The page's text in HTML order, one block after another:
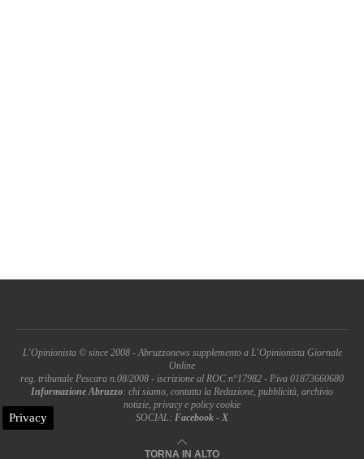
L'Opinionista © since 2008 - Abruzzonews supplemento a L'Opinionista Giornale
Online
reg. tribunale Pescara n.08/2008 - iscrizione al ROC n°17982 - P.iva 01873660680
Informazione Abruzzo: chi siamo, contatta la Redazione, pubblicità, archivio
notizie, privacy e policy cookie
SOCIAL: Facebook - X
Privacy
TORNA IN ALTO